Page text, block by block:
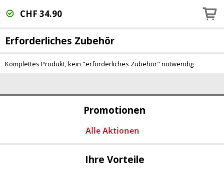
Promotionen
Ihre Vorteile
CHF 34.90
Erforderliches Zubehör
Komplettes Produkt, kein "erforderliches Zubehör" notwendig